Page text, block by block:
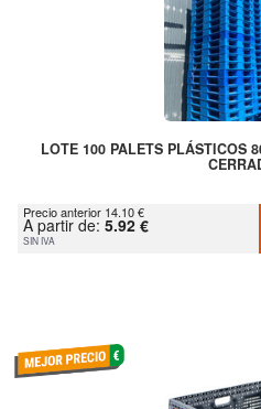
LOTE 100 PALETS PLÁSTICOS
Precio anterior 14.10 €
A partir de: 5.92 €
SIN IVA